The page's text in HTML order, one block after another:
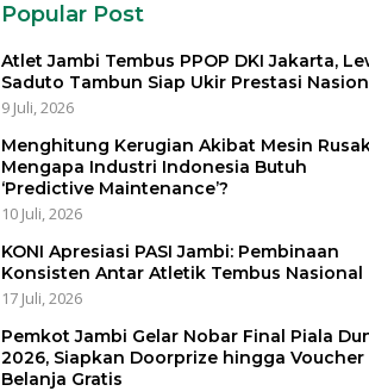
Popular Post
Atlet Jambi Tembus PPOP DKI Jakarta,
Saduto Tambun Siap Ukir Prestasi
9 Juli, 2026
Menghitung Kerugian Akibat Mesin
Mengapa Industri Indonesia Butuh
‘Predictive Maintenance’?
10 Juli, 2026
KONI Apresiasi PASI Jambi: Pembinaan
Konsisten Antar Atletik Tembus Nasional
17 Juli, 2026
Pemkot Jambi Gelar Nobar Final Piala
2026, Siapkan Doorprize hingga Voucher
Belanja Gratis